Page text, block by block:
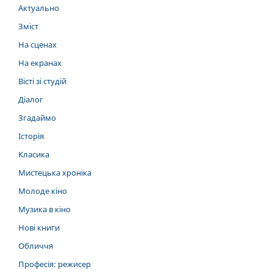
Актуально
Зміст
На сценах
На екранах
Вісті зі студій
Діалог
Згадаймо
Історія
Класика
Мистецька хроніка
Молоде кіно
Музика в кіно
Нові книги
Обличчя
Професія: режисер